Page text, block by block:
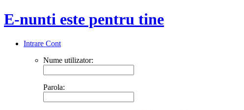
E-nunti este pentru tine
Intrare Cont
Nume utilizator:
Parola: